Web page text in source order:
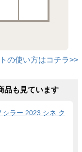
の使い方はコチラ>>
品も見ています
シラー 2023 シネ ク